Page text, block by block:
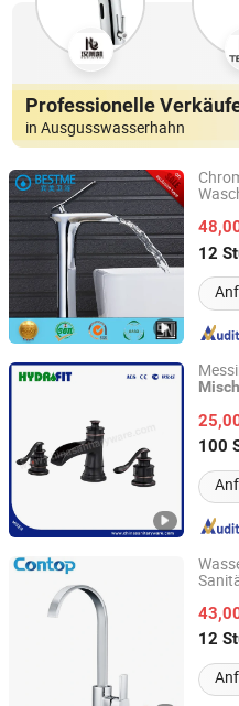
in Ausgusswasserhahn
12
Foshan Benme Building
Guangdong, China
100
Ningbo Fit Sanitary Ware
Zhejiang, China
12
Foshan Contop Bathroom